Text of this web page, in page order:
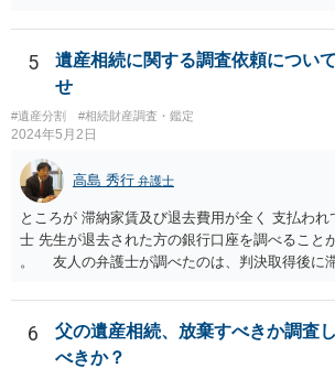
5
遺産相続に関する調査依頼につい
せ
#遺産分割 #相続財産調査・鑑定
2024年5月2日
高島 秀行 弁護士
ところが 滞納家賃及び退去費用が全く 支払わ
士 先生が退去された方の銀行口座を調べること
。 友人の弁護士が調べたのは、判決取得後に
預金の入出金履歴を調べたわけではありませ
や目的も異なりますし、開示の内容も異なりま
6
父の遺産相続、放棄すべきか調査
べきか？